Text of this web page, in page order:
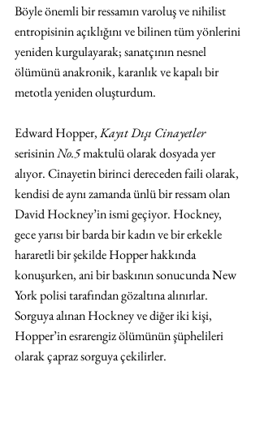
Böyle önemli bir ressamın varoluş ve nihilist
entropisinin açıklığını ve bilinen tüm yönlerini
yeniden kurgulayarak; sanatçının nesnel
ölümünü anakronik, karanlık ve kapalı bir
metotla yeniden oluşturdum.
Edward Hopper, Kayıt Dışı Cinayetler
serisinin No.5 maktulü olarak dosyada yer
alıyor. Cinayetin birinci dereceden faili olarak,
kendisi de aynı zamanda ünlü bir ressam olan
David Hockney’in ismi geçiyor. Hockney,
gece yarısı bir barda bir kadın ve bir erkekle
hararetli bir şekilde Hopper hakkında
konuşurken, ani bir baskının sonucunda New
York polisi tarafından gözaltına alınırlar.
Sorguya alınan Hockney ve diğer iki kişi,
Hopper’in esrarengiz ölümünün şüphelileri
olarak çapraz sorguya çekilirler.